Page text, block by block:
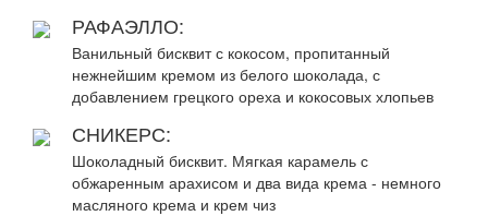
РАФАЭЛЛО:
Ванильный бисквит с кокосом, пропитанный
нежнейшим кремом из белого шоколада, с
добавлением грецкого ореха и кокосовых хлопьев
СНИКЕРС:
Шоколадный бисквит. Мягкая карамель с
обжаренным арахисом и два вида крема - немного
масляного крема и крем чиз